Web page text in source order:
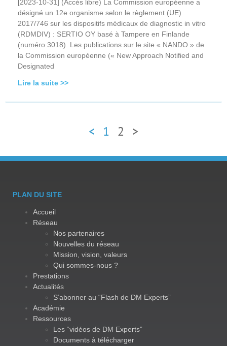
[2023-10-31] (Accès libre) La Commission européenne a
désigné un 12e organisme selon le règlement (UE)
2017/746 sur les dispositifs médicaux de diagnostic in vitro
(RDMDIV) : SERTIO OY basé à Tampere en Finlande
(numéro 3018). Les publications sur le site « NANDO » de
la Commission européenne (« New Approach Notified and
Designated
Lire la suite >>
< 1 2 >
PLAN DU SITE
Accueil
Réseau
Nos partenaires
Nouvelles du réseau
Mission, vision, valeurs
Qui sommes-nous ?
Prestations
Actualités
S’abonner au “Flash de DM Experts”
Académie
Ressources
Les “vidéos de DM Experts”
Documents à télécharger